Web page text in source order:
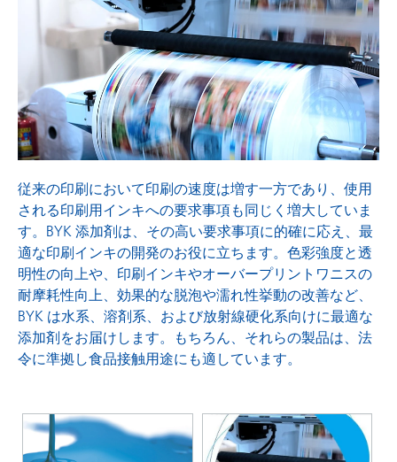
従来の印刷において印刷の速度は増す一方であり、使用
される印刷用インキへの要求事項も同じく増大していま
す。BYK 添加剤は、その高い要求事項に的確に応え、最
適な印刷インキの開発のお役に立ちます。色彩強度と透
明性の向上や、印刷インキやオーバープリントワニスの
耐摩耗性向上、効果的な脱泡や濡れ性挙動の改善など、
BYK は水系、溶剤系、および放射線硬化系向けに最適な
添加剤をお届けします。もちろん、それらの製品は、法
令に準拠し食品接触用途にも適しています。